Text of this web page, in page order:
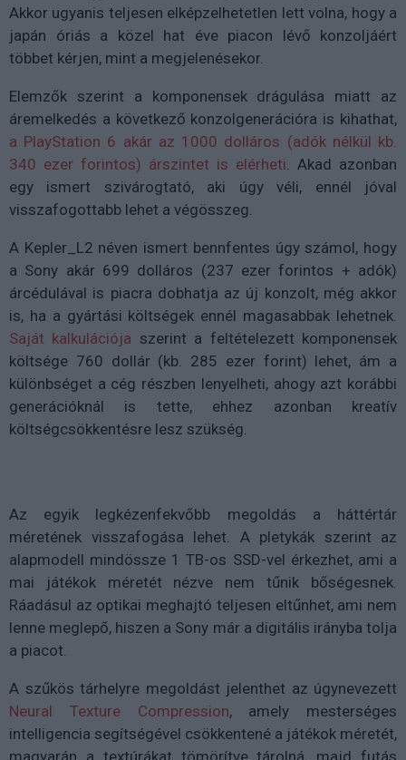
Akkor ugyanis teljesen elképzelhetetlen lett volna, hogy a
japán óriás a közel hat éve piacon lévő konzoljáért
többet kérjen, mint a megjelenésekor.
Elemzők szerint a komponensek drágulása miatt az
áremelkedés a következő konzolgenerációra is kihathat,
a PlayStation 6 akár az 1000 dolláros (adók nélkül kb.
340 ezer forintos) árszintet is elérheti . Akad azonban
egy ismert szivárogtató, aki úgy véli, ennél jóval
visszafogottabb lehet a végösszeg.
A Kepler_L2 néven ismert bennfentes úgy számol, hogy
a Sony akár 699 dolláros (237 ezer forintos + adók)
árcédulával is piacra dobhatja az új konzolt, még akkor
is, ha a gyártási költségek ennél magasabbak lehetnek.
Saját kalkulációja szerint a feltételezett komponensek
költsége 760 dollár (kb. 285 ezer forint) lehet, ám a
különbséget a cég részben lenyelheti, ahogy azt korábbi
generációknál is tette, ehhez azonban kreatív
költségcsökkentésre lesz szükség.
Az egyik legkézenfekvőbb megoldás a háttértár
méretének visszafogása lehet. A pletykák szerint az
alapmodell mindössze 1 TB-os SSD-vel érkezhet, ami a
mai játékok méretét nézve nem tűnik bőségesnek.
Ráadásul az optikai meghajtó teljesen eltűnhet, ami nem
lenne meglepő, hiszen a Sony már a digitális irányba tolja
a piacot.
A szűkös tárhelyre megoldást jelenthet az úgynevezett
Neural Texture Compression, amely mesterséges
intelligencia segítségével csökkentené a játékok méretét,
magyarán a textúrákat tömörítve tárolná, majd futás